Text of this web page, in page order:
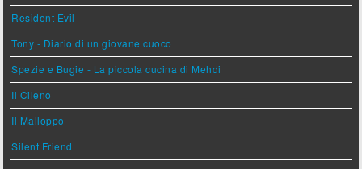
Resident Evil
Tony - Diario di un giovane cuoco
Spezie e Bugie - La piccola cucina di Mehdi
Il Cileno
Il Malloppo
Silent Friend